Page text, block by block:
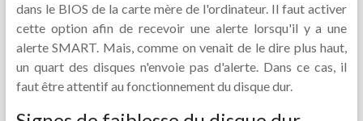
dans le BIOS de la carte mère de l'ordinateur. Il faut activer
cette option afin de recevoir une alerte lorsqu'il y a une
alerte SMART. Mais, comme on venait de le dire plus haut,
un quart des disques n'envoie pas d'alerte. Dans ce cas, il
faut être attentif au fonctionnement du disque dur.